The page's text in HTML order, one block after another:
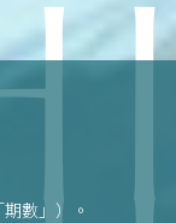
數」）。